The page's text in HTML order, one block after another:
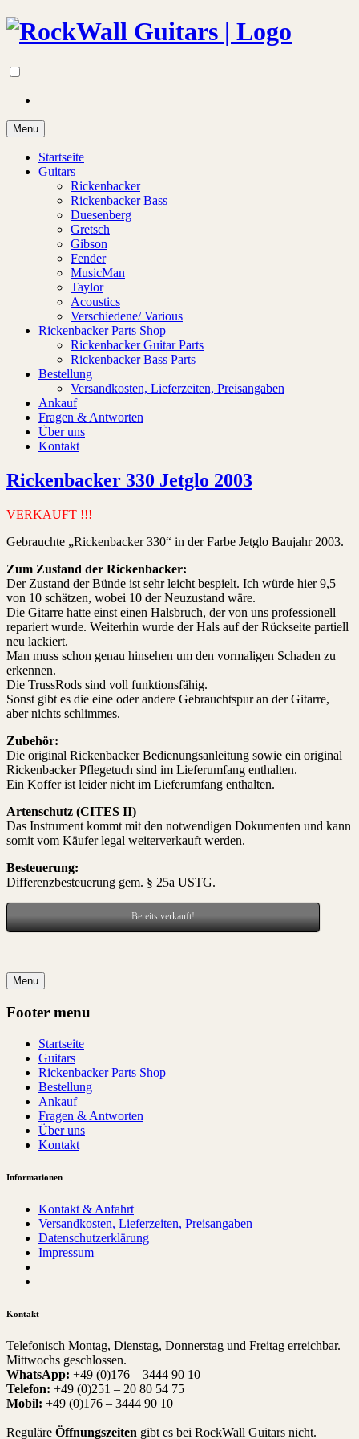
Menu
Startseite
Guitars
Rickenbacker
Rickenbacker Bass
Duesenberg
Gretsch
Gibson
Fender
MusicMan
Taylor
Acoustics
Verschiedene/ Various
Rickenbacker Parts Shop
Rickenbacker Guitar Parts
Rickenbacker Bass Parts
Bestellung
Versandkosten, Lieferzeiten, Preisangaben
Ankauf
Fragen & Antworten
Über uns
Kontakt
Rickenbacker 330 Jetglo 2003
VERKAUFT !!!
Gebrauchte „Rickenbacker 330“ in der Farbe Jetglo Baujahr 2003.
Zum Zustand der Rickenbacker:
Der Zustand der Bünde ist sehr leicht bespielt. Ich würde hier 9,5
von 10 schätzen, wobei 10 der Neuzustand wäre.
Die Gitarre hatte einst einen Halsbruch, der von uns professionell
repariert wurde. Weiterhin wurde der Hals auf der Rückseite partiell
neu lackiert.
Man muss schon genau hinsehen um den vormaligen Schaden zu
erkennen.
Die TrussRods sind voll funktionsfähig.
Sonst gibt es die eine oder andere Gebrauchtspur an der Gitarre,
aber nichts schlimmes.
Zubehör:
Die original Rickenbacker Bedienungsanleitung sowie ein original
Rickenbacker Pflegetuch sind im Lieferumfang enthalten.
Ein Koffer ist leider nicht im Lieferumfang enthalten.
Artenschutz (CITES II)
Das Instrument kommt mit den notwendigen Dokumenten und kann
somit vom Käufer legal weiterverkauft werden.
Besteuerung:
Differenzbesteuerung gem. § 25a USTG.
Bereits verkauft!
Menu
Footer menu
Startseite
Guitars
Rickenbacker Parts Shop
Bestellung
Ankauf
Fragen & Antworten
Über uns
Kontakt
Informationen
Kontakt & Anfahrt
Versandkosten, Lieferzeiten, Preisangaben
Datenschutzerklärung
Impressum
Kontakt
Telefonisch Montag, Dienstag, Donnerstag und Freitag erreichbar.
Mittwochs geschlossen.
WhatsApp: +49 (0)176 – 3444 90 10
Telefon: +49 (0)251 – 20 80 54 75
Mobil: +49 (0)176 – 3444 90 10
Reguläre Öffnungszeiten gibt es bei RockWall Guitars nicht.